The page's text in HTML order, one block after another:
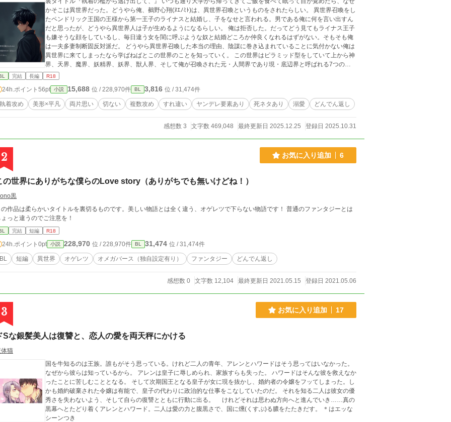
かそこは異世界だった。どうやら俺、鵺野心翔(ﾇｴﾉﾐﾄ)は、異世界召喚というものをされたらしい。 異世界召喚をし
たペンドリック王国の王様から第一王子のライナスと結婚し、子をなせと言われる。男である俺に何を言い出すん
だと思ったが、どうやら異世界人は子が生めるようになるらしい。 俺は拒否した。だってどう見てもライナス王子
も嫌そうな顔をしているし、毎日違う女を閨に呼ぶような奴と結婚どころか仲良くなれるはずがない。そもそも俺
は一夫多妻制断固反対派だ。 どうやら異世界召喚した本当の理由、陰謀に巻き込まれていることに気付かない俺は
異世界に来てしまったなら学ばねばとこの世界のことを知っていく。 この世界はピラミッド型をしていて上から神
界、天界、魔界、妖精界、妖界、獣人界、そして俺が召喚された元・人間界であり現・底辺界と呼ばれる7つの層
に分かれた世界らしい。 召喚される理由があるから召喚されたはずなのに、なぜか俺はあらゆるところから命を狙
ばにいる騎士、アルウィン・シーボルトに一目惚れのような思いを寄せるようになる。しかし彼には幼い頃からの
婚約者がおり、ミトはアルウィンに命を守られながらも叶わない恋心に苦しんでいく。どうやら彼にも何か秘密が
あるようで……。さらに最初は嫌われていたはずのライナス第一王子から強い執着心を持たれるようになり……。
必ずハッピーエンドです。 ※異世界系初挑戦です。この世界はそういうものなんだと温かい目でお読み頂けると幸
完結 長編 R18
24h.ポイント 56pt 小説 15,688 位 / 228,970件 BL 3,816 位 / 31,474件
執着攻め 美形×平凡 両片思い 切ない 複数攻め すれ違い ヤンデレ要素あり 死ネタあり 溺愛 どんでん返し
感想数 3 文字数 469,048 最終更新日 2025.12.25 登録日 2025.10.31
2 お気に入り追加 6
の世界にありがちな僕らのLove story（ありがちでも無いけどね！）
黒
作品は柔らかいタイトルを裏切るものです。美しい物語とは全く違う、オゲレツで下らない物語です！ 普通のファンタジーとは
っと違うのでご注意を！
完結 短編 R18
24h.ポイント 0pt 小説 228,970 位 / 228,970件 BL 31,474 位 / 31,474件
BL 短編 異世界 オゲレツ オメガバース（独自設定有り） ファンタジー どんでん返し
感想数 0 文字数 12,104 最終更新日 2021.05.15 登録日 2021.05.06
3 お気に入り追加 17
Sな銀髪美人は復讐と、恋人の愛を両天秤にかける
猫
国を牛知るのは王族。誰もがそう思っている。けれど二人の青年、アレンとハワードはそう思ってはいなかった。
なぜから彼らは知っているから。 アレンは皇子に辱しめられ、家族すらも失った。 ハワードはそんな彼を救えなか
ったことに苦しむこととなる。 そして次期国王となる皇子が女に現を抜かし、婚約者の令嬢をフッてしまった。し
かも婚約破棄された令嬢は有能で、皇子の代わりに政治的な仕事をこなしていたのだ。 それを知る二人は彼女の優
秀さを失わないよう、そして自らの復讐とともに行動に出る。 けれどそれは思わぬ方向へと進んでいき……真の
黒幕へとたどり着くアレンとハワード。二人は愛の力と腹黒さで、国に燻(くすぶ)る膿をたたきだす。 ＊はエッな
シーンつき